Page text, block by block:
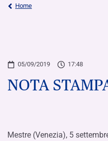
Home
05/09/2019 17:48
NOTA
Mestre (Venezia), 5